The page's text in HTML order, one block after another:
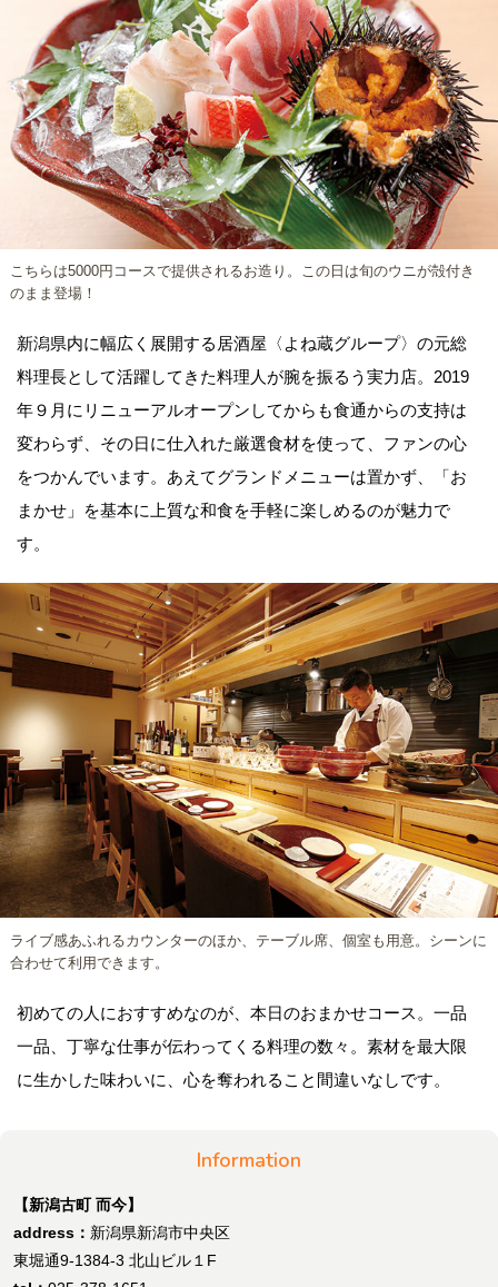
こちらは5000円コースで提供されるお造り。この日は旬のウニが殻付き
のまま登場！
新潟県内に幅広く展開する居酒屋〈よね蔵グループ〉の元総
料理長として活躍してきた料理人が腕を振るう実力店。2019
年９月にリニューアルオープンしてからも食通からの支持は
変わらず、その日に仕入れた厳選食材を使って、ファンの心
をつかんでいます。あえてグランドメニューは置かず、「お
まかせ」を基本に上質な和食を手軽に楽しめるのが魅力で
す。
ライブ感あふれるカウンターのほか、テーブル席、個室も用意。シーンに
合わせて利用できます。
初めての人におすすめなのが、本日のおまかせコース。一品
一品、丁寧な仕事が伝わってくる料理の数々。素材を最大限
に生かした味わいに、心を奪われること間違いなしです。
Information
【新潟古町 而今】
address： 新潟県新潟市中央区
東堀通9-1384-3 北山ビル１F